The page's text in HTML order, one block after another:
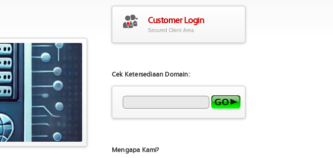
Customer Login
Secured Client Area
Cek Ketersediaan Domain:
Mengapa Kami?